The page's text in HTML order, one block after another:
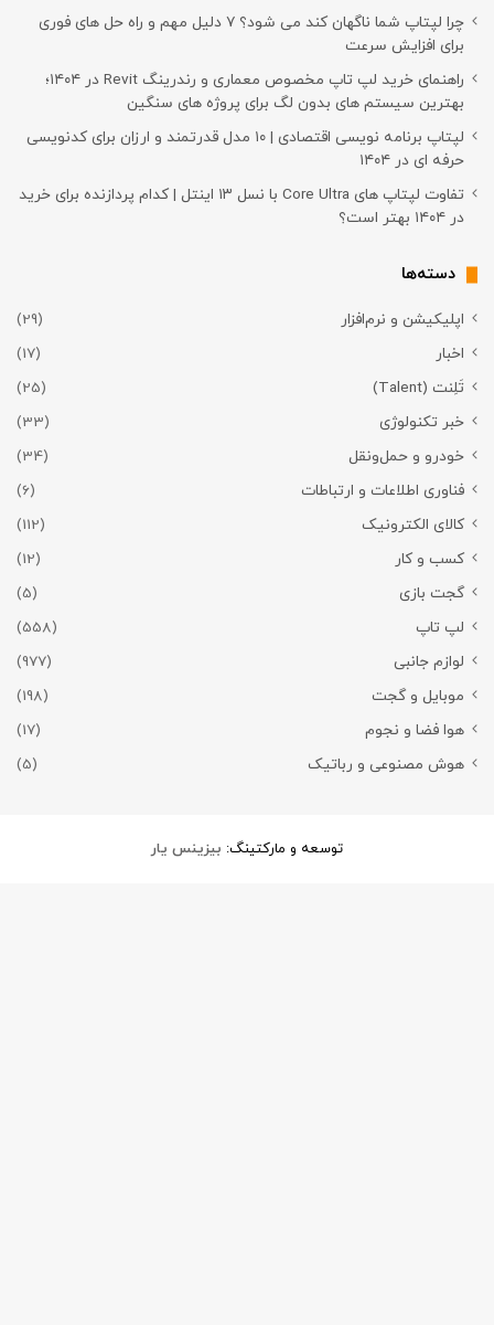
چرا لپتاپ شما ناگهان کند می شود؟ ۷ دلیل مهم و راه حل های فوری
برای افزایش سرعت
راهنمای خرید لپ تاپ مخصوص معماری و رندرینگ Revit در ۱۴۰۴؛
بهترین سیستم های بدون لگ برای پروژه های سنگین
لپتاپ برنامه نویسی اقتصادی | ۱۰ مدل قدرتمند و ارزان برای کدنویسی
حرفه ای در ۱۴۰۴
تفاوت لپتاپ های Core Ultra با نسل ۱۳ اینتل | کدام پردازنده برای خرید
در ۱۴۰۴ بهتر است؟
دسته‌ها
اپلیکیشن و نرم‌افزار
(29)
اخبار
(17)
تَلِنت (Talent)
(25)
خبر تکنولوژی
(33)
خودرو و حمل‌و‌نقل
(34)
فناوری اطلاعات و ارتباطات
(6)
کالای الکترونیک
(112)
کسب و کار
(12)
گجت بازی
(5)
لپ تاپ
(558)
لوازم جانبی
(977)
موبایل و گجت
(198)
هوا فضا و نجوم
(17)
هوش مصنوعی و رباتیک
(5)
توسعه و مارکتینگ: بیزینس یار